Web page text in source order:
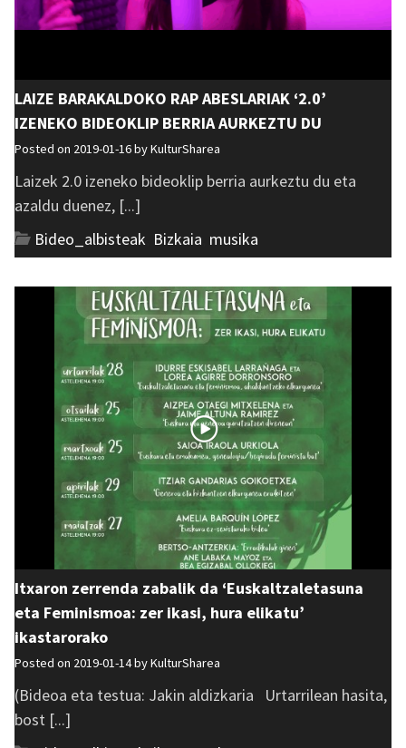
LAIZE BARAKALDOKO RAP ABESLARIAK ‘2.0’
IZENEKO BIDEOKLIP BERRIA AURKEZTU DU
Posted on 2019-01-16 byKulturSharea
Laizek 2.0 izeneko bideoklip berria aurkeztu du eta
azaldu duenez, [...]
Bideo_albisteak Bizkaia musika
Itxaron zerrenda zabalik da ‘Euskaltzaletasuna
eta Feminismoa: zer ikasi, hura elikatu’
ikastarorako
Posted on 2019-01-14 byKulturSharea
(Bideoa eta testua: Jakin aldizkaria Urtarrilean hasita,
bost [...]